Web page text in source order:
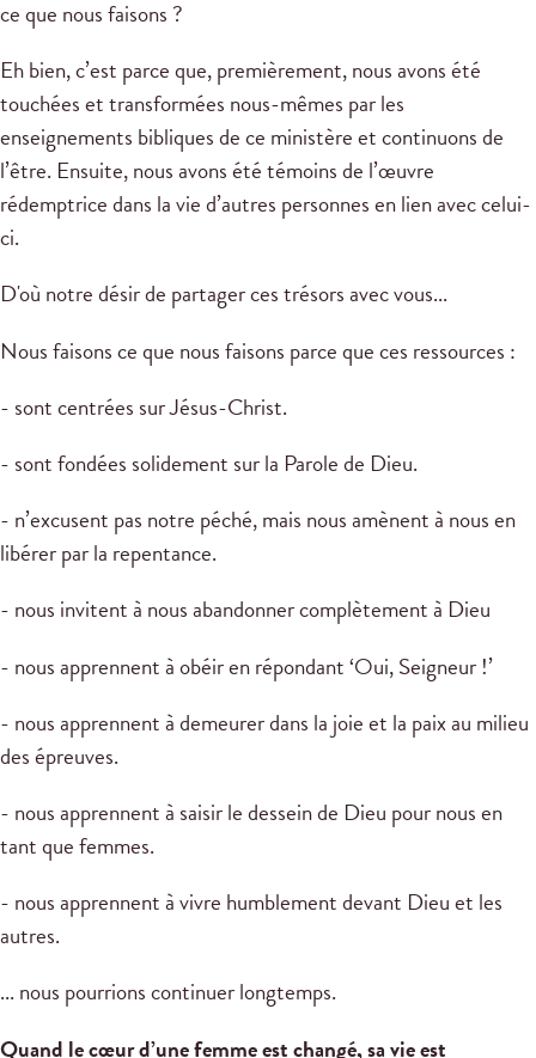
ce que nous faisons ?
Eh bien, c’est parce que, premièrement, nous avons été
touchées et transformées nous-mêmes par les
enseignements bibliques de ce ministère et continuons de
l’être. Ensuite, nous avons été témoins de l’œuvre
rédemptrice dans la vie d’autres personnes en lien avec celui-
ci.
D'où notre désir de partager ces trésors avec vous...
Nous faisons ce que nous faisons parce que ces ressources :
- sont centrées sur Jésus-Christ.
- sont fondées solidement sur la Parole de Dieu.
- n’excusent pas notre péché, mais nous amènent à nous en
libérer par la repentance.
- nous invitent à nous abandonner complètement à Dieu
- nous apprennent à obéir en répondant ‘Oui, Seigneur !’
- nous apprennent à demeurer dans la joie et la paix au milieu
des épreuves.
- nous apprennent à saisir le dessein de Dieu pour nous en
tant que femmes.
- nous apprennent à vivre humblement devant Dieu et les
autres.
... nous pourrions continuer longtemps.
Quand le cœur d’une femme est changé, sa vie est